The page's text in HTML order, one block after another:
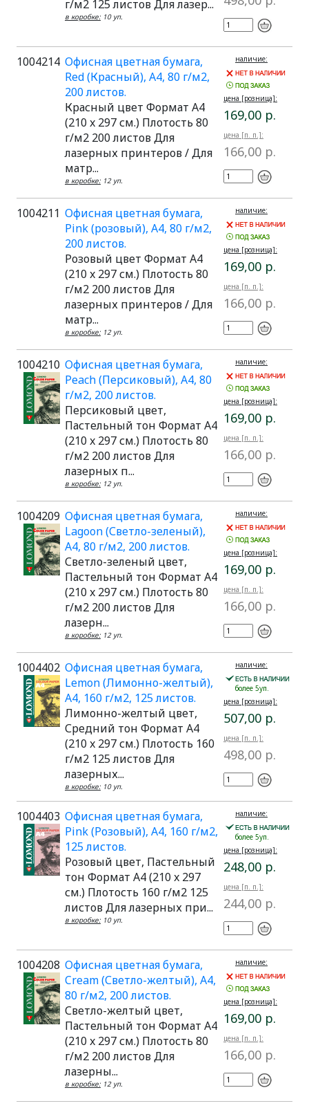
г/м2 125 листов Для лазер...
в коробке: 10 уп.
1004214 Офисная цветная бумага,
Red (Красный), A4, 80 г/м2,
200 листов.
Красный цвет Формат A4
(210 x 297 см.) Плотость 80
г/м2 200 листов Для
лазерных принтеров / Для
матр...
в коробке: 12 уп.
наличие:
цена [розница]:
169,00 р.
цена [п. п.]:
166,00 р.
1004211 Офисная цветная бумага,
Pink (розовый), A4, 80 г/м2,
200 листов.
Розовый цвет Формат A4
(210 x 297 см.) Плотость 80
г/м2 200 листов Для
лазерных принтеров / Для
матр...
в коробке: 12 уп.
наличие:
цена [розница]:
169,00 р.
цена [п. п.]:
166,00 р.
1004210 Офисная цветная бумага,
Peach (Персиковый), A4, 80
г/м2, 200 листов.
Персиковый цвет,
Пастельный тон Формат A4
(210 x 297 см.) Плотость 80
г/м2 200 листов Для
лазерных п...
в коробке: 12 уп.
наличие:
цена [розница]:
169,00 р.
цена [п. п.]:
166,00 р.
1004209 Офисная цветная бумага,
Lagoon (Светло-зеленый),
A4, 80 г/м2, 200 листов.
Светло-зеленый цвет,
Пастельный тон Формат A4
(210 x 297 см.) Плотость 80
г/м2 200 листов Для
лазерн...
в коробке: 12 уп.
наличие:
цена [розница]:
169,00 р.
цена [п. п.]:
166,00 р.
1004402 Офисная цветная бумага,
Lemon (Лимонно-желтый),
A4, 160 г/м2, 125 листов.
Лимонно-желтый цвет,
Средний тон Формат A4
(210 x 297 см.) Плотость 160
г/м2 125 листов Для
лазерных...
в коробке: 10 уп.
наличие:
более 5уп.
цена [розница]:
507,00 р.
цена [п. п.]:
498,00 р.
1004403 Офисная цветная бумага,
Pink (Розовый), A4, 160 г/м2,
125 листов.
Розовый цвет, Пастельный
тон Формат A4 (210 x 297
см.) Плотость 160 г/м2 125
листов Для лазерных при...
в коробке: 10 уп.
наличие:
более 5уп.
цена [розница]:
248,00 р.
цена [п. п.]:
244,00 р.
1004208 Офисная цветная бумага,
Cream (Светло-желтый), A4,
80 г/м2, 200 листов.
Светло-желтый цвет,
Пастельный тон Формат A4
(210 x 297 см.) Плотость 80
г/м2 200 листов Для
лазерны...
в коробке: 12 уп.
наличие:
цена [розница]:
169,00 р.
цена [п. п.]:
166,00 р.